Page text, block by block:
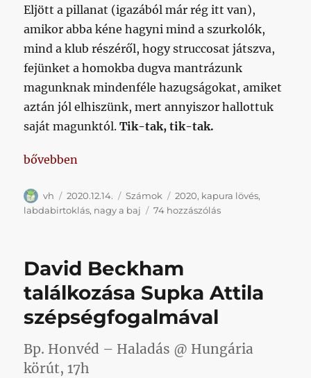
Eljött a pillanat (igazából már rég itt van),
amikor abba kéne hagyni mind a szurkolók,
mind a klub részéről, hogy struccosat játszva,
fejünket a homokba dugva mantrázunk
magunknak mindenféle hazugságokat, amiket
aztán jól elhiszünk, mert annyiszor hallottuk
saját magunktól.Tik-tak, tik-tak.
„Négy kérdés, négy grafikon, négy válasz – és
bővebben
Szerző
vh Közzétéve
2020.12.14. Kategória
Számok Címke
2020, kapura lövés,
labdabirtoklás, nagy a baj 74 hozzászólásNégy
válasz
–
kicsi
megdöbbenés
David Beckham
találkozása Supka Attila
szépségfogalmával
Bp. Honvéd – Haladás @ Hungária
körút, 17h